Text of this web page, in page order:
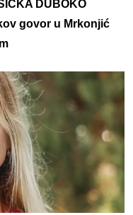
DUBOKO
govor u Mrkonjić